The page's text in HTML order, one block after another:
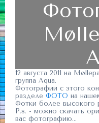
12 августа 2011 на
группа Aqua.
Фотографии с этого
разделе ФОТО на
Фотки более высокого
P.s. - можно скачать
вас фотографию...